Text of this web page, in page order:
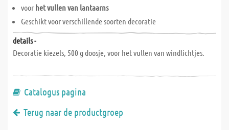
voor het vullen van lantaarns
Geschikt voor verschillende soorten decoratie
details -
Decoratie kiezels, 500 g doosje, voor het vullen van windlichtjes.
Catalogus pagina
Terug naar de productgroep